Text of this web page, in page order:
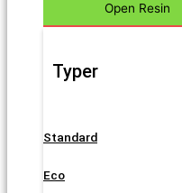
Open Resin
Typer
Standard
Eco